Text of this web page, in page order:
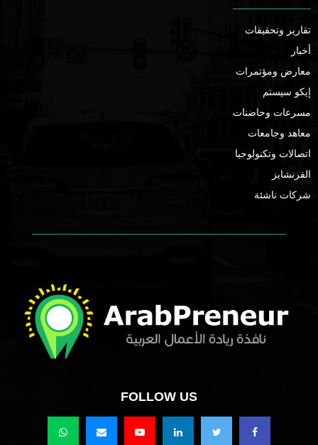
تقارير وتحقيقات
أخبار
معارض ومؤتمرات
إيكو سيستم
مسرعات وحاضنات
معاهد وجامعات
اتصالات وتكنولوجيا
الفرنشايز
شركات ناشئة
FOLLOW US